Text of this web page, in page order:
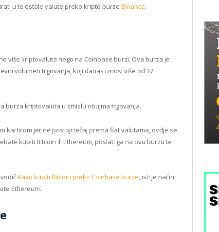
u te ostale valute preko kripto burze Binance.
više kriptovaluta nego na Coinbase burzi. Ova burza je
volumen trgovanja, koji danas iznosi više od 37
burza kriptovaluta u smislu obujma trgovanja.
karticom jer ne postoji tečaj prema fiat valutama, ovdje se
kupiti Bitcoin ili Ethereum, poslati ga na ovu burzu te
Kako kupiti Bitcoin preko Coinbase burze, isti je način
Ethereum.